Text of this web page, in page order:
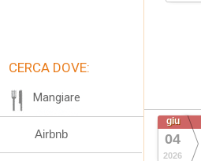
giu
04
2026
CERCA DOVE:
Mangiare
Airbnb